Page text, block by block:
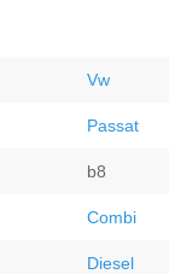
Vw
Passat
b8
Combi
Diesel